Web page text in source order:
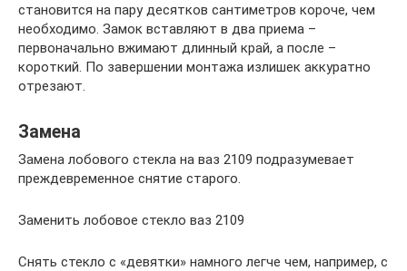
становится на пару десятков сантиметров короче, чем
необходимо. Замок вставляют в два приема –
первоначально вжимают длинный край, а после –
короткий. По завершении монтажа излишек аккуратно
отрезают.
Замена
Замена лобового стекла на ваз 2109 подразумевает
преждевременное снятие старого.
Заменить лобовое стекло ваз 2109
Снять стекло с «девятки» намного легче чем, например, с